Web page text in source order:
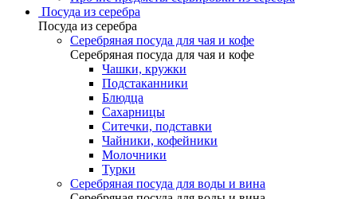
Посуда из серебра
Посуда из серебра
Серебряная посуда для чая и кофе
Серебряная посуда для чая и кофе
Чашки, кружки
Подстаканники
Блюдца
Сахарницы
Ситечки, подставки
Чайники, кофейники
Молочники
Турки
Серебряная посуда для воды и вина